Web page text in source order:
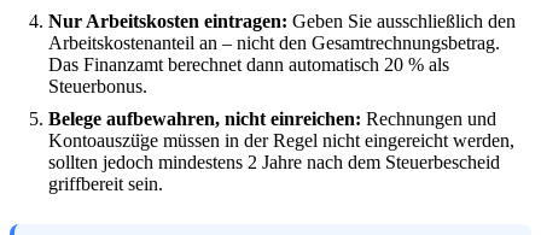
Nur Arbeitskosten eintragen: Geben Sie ausschließlich den
Arbeitskostenanteil an – nicht den Gesamtrechnungsbetrag.
Das Finanzamt berechnet dann automatisch 20 % als
Steuerbonus.
Belege aufbewahren, nicht einreichen: Rechnungen und
Kontoauszü̈ge müssen in der Regel nicht eingereicht werden,
sollten jedoch mindestens 2 Jahre nach dem Steuerbescheid
griffbereit sein.